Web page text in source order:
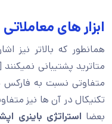
ابزار های
همانطور که بالاتر نیز
متاترید پشتیبانی
متفاوتی نسبت به فارکس
تکنیکال در آن ها نیز
بعضا استراتژی باینری